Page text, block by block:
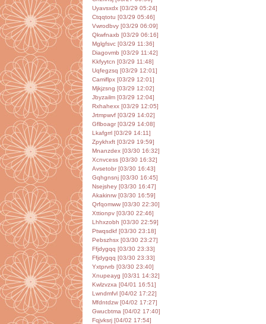
Uyavsxdx [03/29 05:24]
Ctqqtotu [03/29 05:46]
Vwrodbvy [03/29 06:09]
Qkwfnaxb [03/29 06:16]
Mglgfsvc [03/29 11:36]
Diagovmb [03/29 11:42]
Kkfyytcn [03/29 11:48]
Uqfegzsq [03/29 12:01]
Camiflpx [03/29 12:01]
Mjkjzsng [03/29 12:02]
Jbyzailm [03/29 12:04]
Rxhahexx [03/29 12:05]
Jrtmpwvf [03/29 14:02]
Gflboagr [03/29 14:08]
Lkafgrrl [03/29 14:11]
Zpykhxft [03/29 19:59]
Mnanzdex [03/30 16:32]
Xcnvcess [03/30 16:32]
Avsetobr [03/30 16:43]
Gqhgnsnj [03/30 16:45]
Nsejshey [03/30 16:47]
Akakinrw [03/30 16:59]
Qrfqomww [03/30 22:30]
Xttionpv [03/30 22:46]
Lhhxzobh [03/30 22:59]
Ptwqsdkf [03/30 23:18]
Pebszhsx [03/30 23:27]
Ffjdygqq [03/30 23:33]
Ffjdygqq [03/30 23:33]
Yxtprvrb [03/30 23:40]
Xnupeayg [03/31 14:32]
Kwlzvzxa [04/01 16:51]
Lwndmfvl [04/02 17:22]
Mfdntdzw [04/02 17:27]
Gwucbtma [04/02 17:40]
Fqjvksrj [04/02 17:54]